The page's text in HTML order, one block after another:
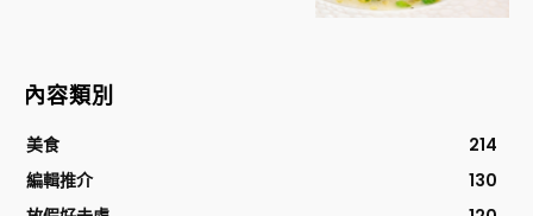
內容類別
美食
214
編輯推介
130